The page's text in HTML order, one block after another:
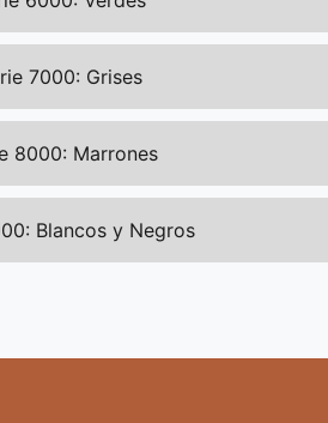
7000: Grises
8000: Marrones
Blancos y Negros